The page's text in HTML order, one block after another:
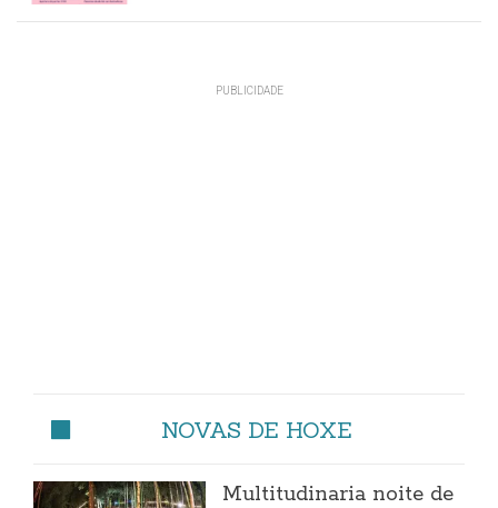
NOVAS DE HOXE
Multitudinaria noite de